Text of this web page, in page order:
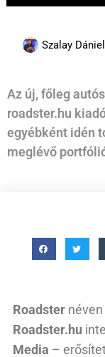
Szalay Dániel
Az új, főleg
roadster.hu
egyébként idén
meglévő
Roadster
Roadster.hu
Media –